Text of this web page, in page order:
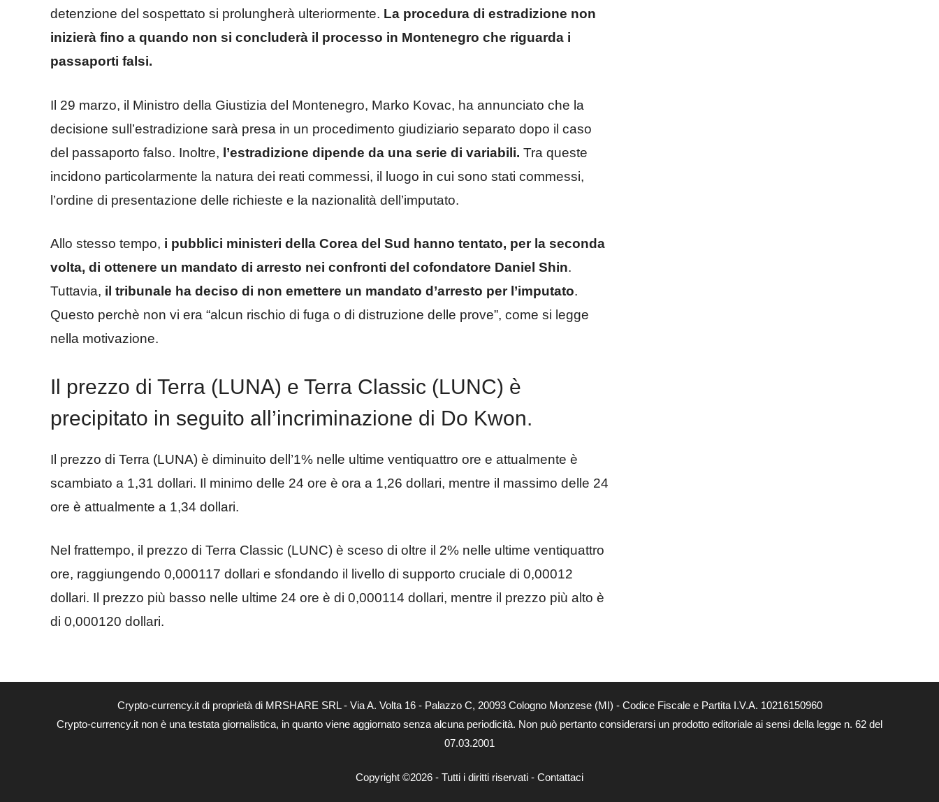
detenzione del sospettato si prolungherà ulteriormente. La procedura di estradizione non
inizierà fino a quando non si concluderà il processo in Montenegro che riguarda i
passaporti falsi.
Il 29 marzo, il Ministro della Giustizia del Montenegro, Marko Kovac, ha annunciato che la
decisione sull’estradizione sarà presa in un procedimento giudiziario separato dopo il caso
del passaporto falso. Inoltre, l’estradizione dipende da una serie di variabili. Tra queste
incidono particolarmente la natura dei reati commessi, il luogo in cui sono stati commessi,
l’ordine di presentazione delle richieste e la nazionalità dell’imputato.
Allo stesso tempo, i pubblici ministeri della Corea del Sud hanno tentato, per la seconda
volta, di ottenere un mandato di arresto nei confronti del cofondatore Daniel Shin.
Tuttavia, il tribunale ha deciso di non emettere un mandato d’arresto per l’imputato.
Questo perchè non vi era “alcun rischio di fuga o di distruzione delle prove”, come si legge
nella motivazione.
Il prezzo di Terra (LUNA) e Terra Classic (LUNC) è
precipitato in seguito all’incriminazione di Do Kwon.
Il prezzo di Terra (LUNA) è diminuito dell’1% nelle ultime ventiquattro ore e attualmente è
scambiato a 1,31 dollari. Il minimo delle 24 ore è ora a 1,26 dollari, mentre il massimo delle 24
ore è attualmente a 1,34 dollari.
Nel frattempo, il prezzo di Terra Classic (LUNC) è sceso di oltre il 2% nelle ultime ventiquattro
ore, raggiungendo 0,000117 dollari e sfondando il livello di supporto cruciale di 0,00012
dollari. Il prezzo più basso nelle ultime 24 ore è di 0,000114 dollari, mentre il prezzo più alto è
di 0,000120 dollari.
Crypto-currency.it di proprietà di MRSHARE SRL - Via A. Volta 16 - Palazzo C, 20093 Cologno Monzese (MI) - Codice Fiscale e Partita I.V.A. 10216150960
Crypto-currency.it non è una testata giornalistica, in quanto viene aggiornato senza alcuna periodicità. Non può pertanto considerarsi un prodotto editoriale ai sensi della legge n. 62 del
07.03.2001
Copyright ©2026 - Tutti i diritti riservati - Contattaci